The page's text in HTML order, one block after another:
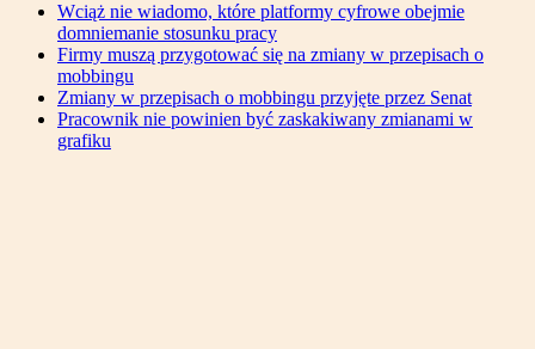
Wciąż nie wiadomo, które platformy cyfrowe obejmie
domniemanie stosunku pracy
Firmy muszą przygotować się na zmiany w przepisach o
mobbingu
Zmiany w przepisach o mobbingu przyjęte przez Senat
Pracownik nie powinien być zaskakiwany zmianami w
grafiku